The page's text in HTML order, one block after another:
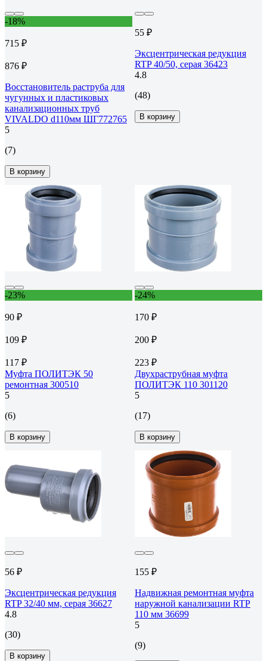
-18%
715 ₽
876 ₽
Восстановитель раструба для
чугунных и пластиковых
канализационных труб
VIVALDO d110мм ШГ772765
5
(7)
В корзину
55 ₽
Эксцентрическая редукция
RTP 40/50, серая 36423
4.8
(48)
В корзину
-23%
90 ₽
109 ₽
117 ₽
Муфта ПОЛИТЭК 50
ремонтная 300510
5
(6)
В корзину
-24%
170 ₽
200 ₽
223 ₽
Двухраструбная муфта
ПОЛИТЭК 110 301120
5
(17)
В корзину
56 ₽
Эксцентрическая редукция
RTP 32/40 мм, серая 36627
4.8
(30)
В корзину
155 ₽
Надвижная ремонтная муфта
наружной канализации RTP
110 мм 36699
5
(9)